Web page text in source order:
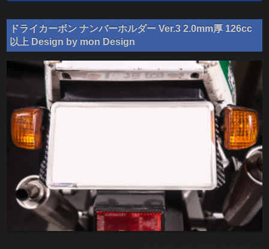
ドライカーボン ナンバーホルダー Ver.3 2.0mm厚 126cc
以上 Design by mon Design